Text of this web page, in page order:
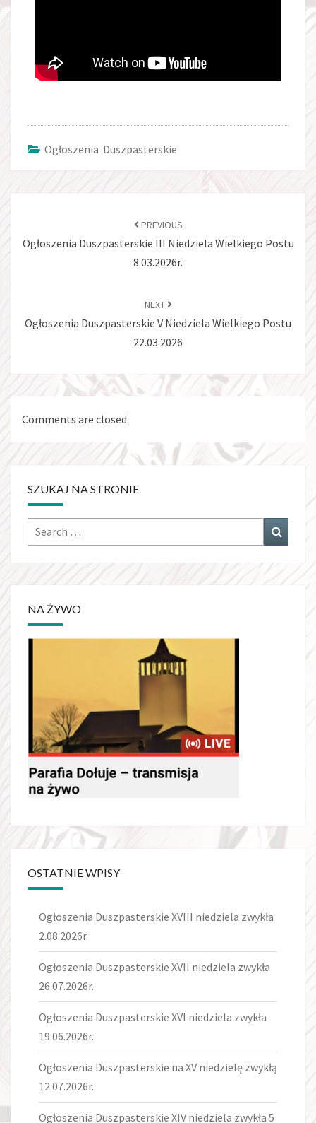
Ogłoszenia Duszpasterskie
PREVIOUS
Ogłoszenia Duszpasterskie III Niedziela Wielkiego Postu
8.03.2026r.
NEXT
Ogłoszenia Duszpasterskie V Niedziela Wielkiego Postu
22.03.2026
Comments are closed.
SZUKAJ NA STRONIE
NA ŻYWO
OSTATNIE WPISY
Ogłoszenia Duszpasterskie XVIII niedziela zwykła
2.08.2026r.
Ogłoszenia Duszpasterskie XVII niedziela zwykła
26.07.2026r.
Ogłoszenia Duszpasterskie XVI niedziela zwykła
19.06.2026r.
Ogłoszenia Duszpasterskie na XV niedzielę zwykłą
12.07.2026r.
Ogłoszenia Duszpasterskie XIV niedziela zwykła 5